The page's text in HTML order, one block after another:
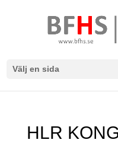
Välj en sida
HLR